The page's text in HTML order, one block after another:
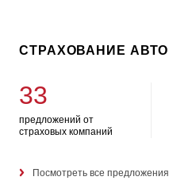
СТРАХОВАНИЕ АВТО
33
предложений от
страховых компаний
Посмотреть все предложения